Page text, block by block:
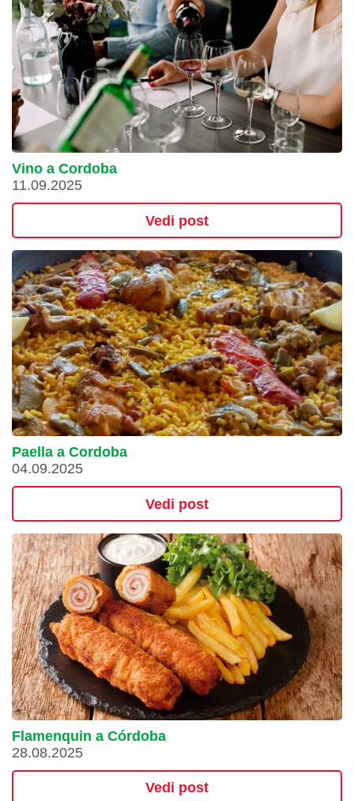
Vino a Cordoba
11.09.2025
Vedi post
Paella a Cordoba
04.09.2025
Vedi post
Flamenquin a Córdoba
28.08.2025
Vedi post